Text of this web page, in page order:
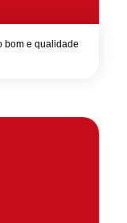
bom e qualidade